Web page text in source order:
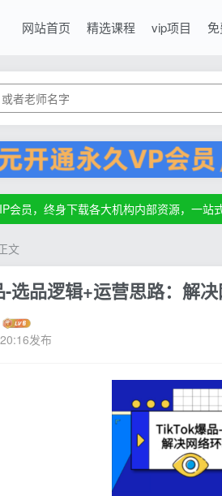
网站首页 精选课程 vip项目
会员，终身下载各大机构内部资源，一
会员，终身下载各大机构内部资源，一
会员，终身下载各大机构内部资源，一站
文
选品逻辑+运营思路：解
发布